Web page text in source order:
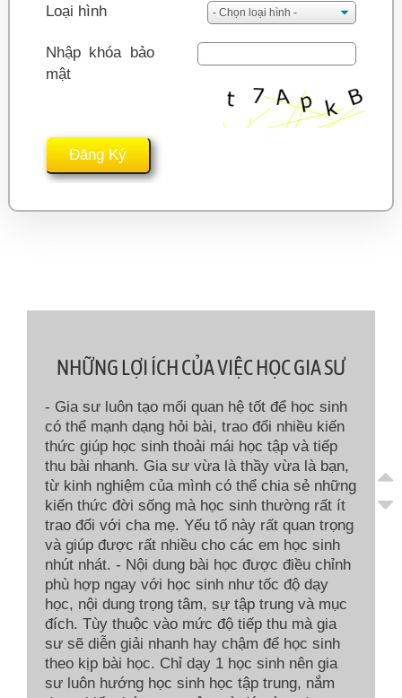
Loại hình
Nhập khóa bảo
mật
NHỮNG LỢI ÍCH CỦA VIỆC HỌC GIA SƯ
- Gia sư luôn tạo mối quan hệ tốt để học sinh
có thể mạnh dạng hỏi bài, trao đổi nhiều kiến
thức giúp học sinh thoải mái học tập và tiếp
thu bài nhanh. Gia sư vừa là thầy vừa là bạn,
từ kinh nghiệm của mình có thể chia sẻ những
kiến thức đời sống mà học sinh thường rất ít
trao đổi với cha mẹ. Yếu tố này rất quan trọng
và giúp được rất nhiều cho các em học sinh
nhút nhát. - Nội dung bài học được điều chỉnh
phù hợp ngay với học sinh như tốc độ dạy
học, nội dung trọng tâm, sự tập trung và mục
đích. Tùy thuộc vào mức độ tiếp thu mà gia
sư sẽ diễn giải nhanh hay chậm để học sinh
theo kịp bài học. Chỉ dạy 1 học sinh nên gia
sư luôn hướng học sinh học tập trung, nắm